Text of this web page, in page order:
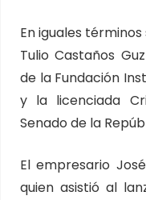
En iguales
Tulio Castaños
de la Fundación
y la licenciada
Senado de la
El empresario
quien asistió al